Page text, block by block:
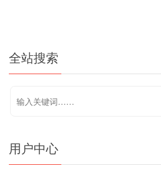
全站搜索
用户中心